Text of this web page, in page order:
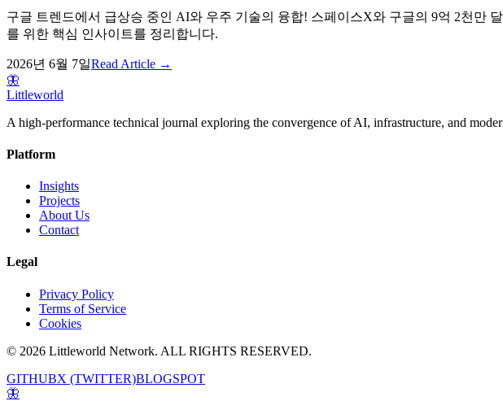
구글 트렌드에서 급상승 중인 AI와 우주 기술의 융합! 스페이스X와 구글의 9억 2천만
를 위한 핵심 인사이트를 정리합니다.
2026년 6월 7일Read Article →
🦋
Littleworld
A high-performance technical journal exploring the convergence of AI, infrastructure, and
Platform
Insights
Projects
About Us
Contact
Legal
Privacy Policy
Terms of Service
Cookies
© 2026 Littleworld Network. ALL RIGHTS RESERVED.
GITHUBX (TWITTER)BLOGSPOT
🦋